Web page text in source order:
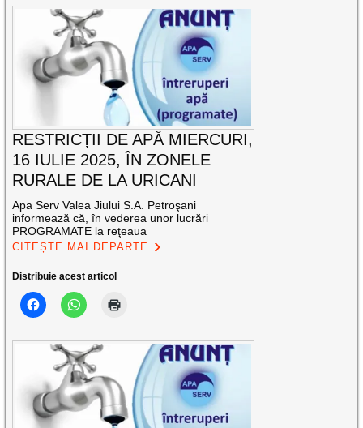
RESTRICȚII DE APĂ MIERCURI,
16 IULIE 2025, ÎN ZONELE
RURALE DE LA URICANI
Apa Serv Valea Jiului S.A. Petroşani
informează că, în vederea unor lucrări
PROGRAMATE la reţeaua
CITEȘTE MAI DEPARTE
Distribuie acest articol